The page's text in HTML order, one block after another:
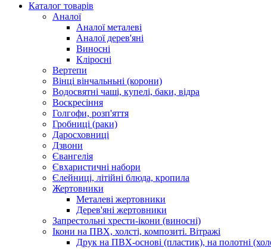
Каталог товарів
Аналої
Аналої металеві
Аналої дерев'яні
Виносні
Кліросні
Вертепи
Вінці вінчальньні (корони)
Водосвятні чаші, купелі, баки, відра
Воскресіння
Голгофи, розп'яття
Гробниці (раки)
Даросховниці
Дзвони
Євангелія
Євхаристичні набори
Єлейниці, літійні блюда, кропила
Жертовники
Металеві жертовники
Дерев'яні жертовники
Запрестольні хрести-ікони (виносні)
Ікони на ПВХ, холсті, композиті. Вітражі
Друк на ПВХ-основі (пластик), на полотні